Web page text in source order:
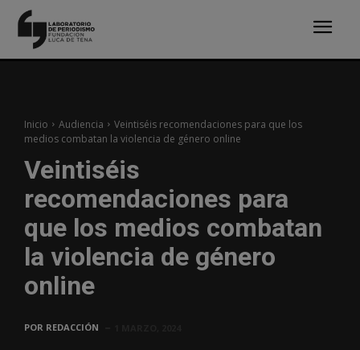
Inicio Audiencia
Veintiséis recomendaciones para que los
medios combatan la violencia de género online
Veintiséis
recomendaciones para
que los medios combatan
la violencia de género
online
POR REDACCIÓN